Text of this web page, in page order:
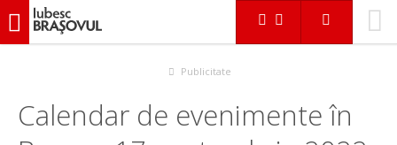
iubescbraşovul.ro
Publicitate
Calendar de evenimente în